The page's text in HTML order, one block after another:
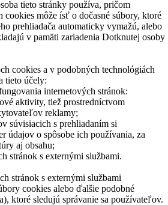
tieto stránky používa, pričom
môže ísť o dočasné súbory, ktoré
prehliadača automaticky vymažú, alebo
v pamäti zariadenia Dotknutej osoby
cookies a v podobných technológiách
tieto účely:
internetových stránok:
aktivity, tiež prostredníctvom
reklamy;
súvisiacich s prehliadaním si
údajov o spôsobe ich používania, za
aj obsahu;
stránok s externými službami.
stránok s externými službami
cookies alebo ďalšie podobné
ktoré sledujú správanie sa používateľov.